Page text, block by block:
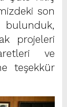
son
projeleri
ve
teşekkür